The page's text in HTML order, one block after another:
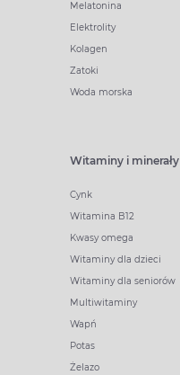
Melatonina
Elektrolity
Kolagen
Zatoki
Woda morska
Witaminy i minerały
Cynk
Witamina B12
Kwasy omega
Witaminy dla dzieci
Witaminy dla seniorów
Multiwitaminy
Wapń
Potas
Żelazo